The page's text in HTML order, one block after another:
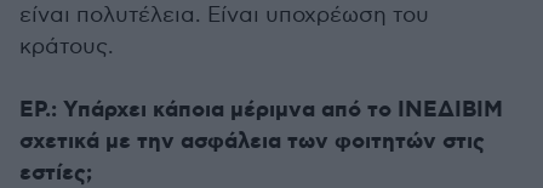
είναι πολυτέλεια. Είναι υποχρέωση του
κράτους.
EΡ.: Υπάρχει κάποια μέριμνα από το ΙΝΕΔΙΒΙΜ
σχετικά με την ασφάλεια των φοιτητών στις
εστίες;